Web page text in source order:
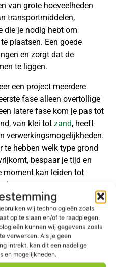
wij technologieën zoals
op te slaan en/of te raadplegen.
kunnen wij gegevens zoals
verwerken. Als je geen
intrekt, kan dit een nadelige
en mogelijkheden.
van grote hoeveelheden
transportmiddelen,
die je nodig hebt om
plaatsen. Een goede
en zorgt dat de
te liggen.
een project meerdere
fase alleen overtollige
latere fase kom je pas tot
van klei tot zand, heeft
verwerkingsmogelijkheden.
te hebben welk type grond
bespaar je tijd en
moment kan leiden tot
goede
op de